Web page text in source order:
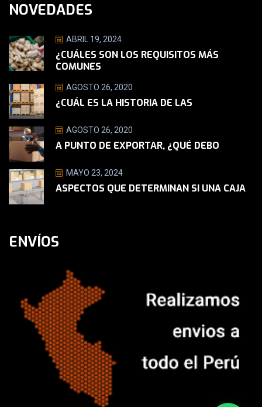
NOVEDADES
ABRIL 19, 2024
¿CUÁLES SON LOS REQUISITOS MÁS
COMUNES
AGOSTO 26, 2020
¿CUÁL ES LA HISTORIA DE LAS
AGOSTO 26, 2020
A PUNTO DE EXPORTAR, ¿QUÉ DEBO
MAYO 23, 2024
ASPECTOS QUE DETERMINAN SI UNA CAJA
ENVÍOS